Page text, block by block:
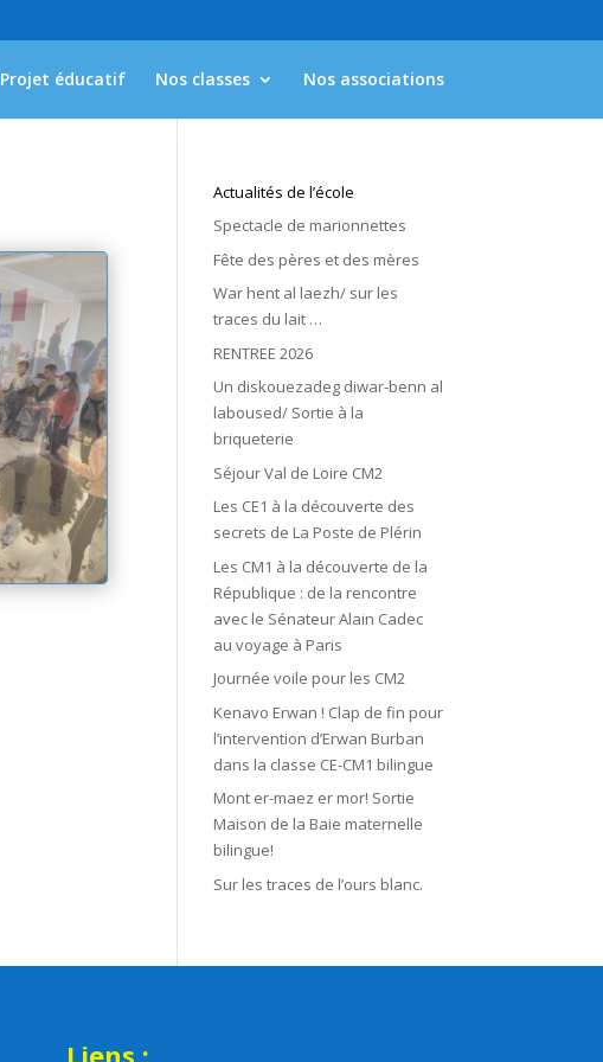
Projet éducatif Nos classes Nos associations
Actualités de l’école
Spectacle de marionnettes
Fête des pères et des mères
War hent al laezh/ sur les
traces du lait …
RENTREE 2026
Un diskouezadeg diwar-benn al
laboused/ Sortie à la
briqueterie
Séjour Val de Loire CM2
Les CE1 à la découverte des
secrets de La Poste de Plérin
Les CM1 à la découverte de la
République : de la rencontre
avec le Sénateur Alain Cadec
au voyage à Paris
Journée voile pour les CM2
Kenavo Erwan ! Clap de fin pour
l’intervention d’Erwan Burban
dans la classe CE-CM1 bilingue
Mont er-maez er mor! Sortie
Maison de la Baie maternelle
bilingue!
Sur les traces de l’ours blanc.
Liens :